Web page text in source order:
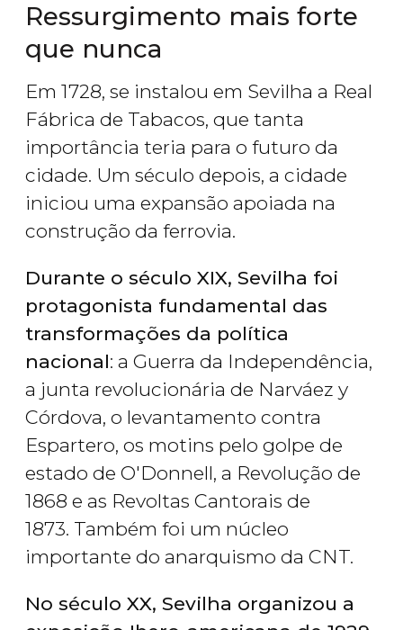
Ressurgimento mais forte
que nunca
Em 1728, se instalou em Sevilha a Real
Fábrica de Tabacos, que tanta
importância teria para o futuro da
cidade. Um século depois, a cidade
iniciou uma expansão apoiada na
construção da ferrovia.
Durante o século XIX, Sevilha foi
protagonista fundamental das
transformações da política
nacional: a Guerra da Independência,
a junta revolucionária de Narváez y
Córdova, o levantamento contra
Espartero, os motins pelo golpe de
estado de O'Donnell, a Revolução de
1868 e as Revoltas Cantorais de
1873. Também foi um núcleo
importante do anarquismo da CNT.
No século XX, Sevilha organizou a